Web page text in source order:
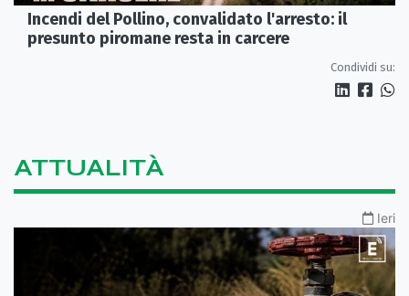
Incendi del Pollino, convalidato l'arresto: il
presunto piromane resta in carcere
Condividi su:
ATTUALITÀ
Ieri